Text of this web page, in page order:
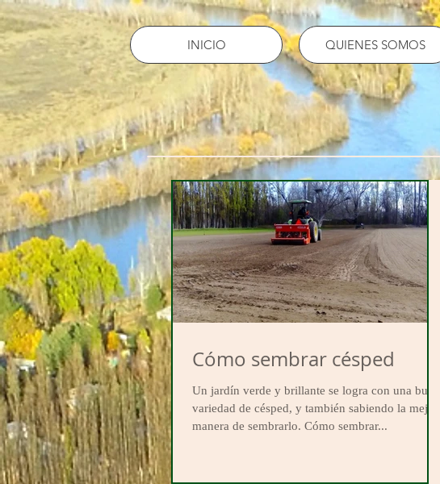
INICIO QUIENES SOMOS
Cómo sembrar césped
Un jardín verde y brillante se logra con una buena
variedad de césped, y también sabiendo la mejor
manera de sembrarlo. Cómo sembrar...